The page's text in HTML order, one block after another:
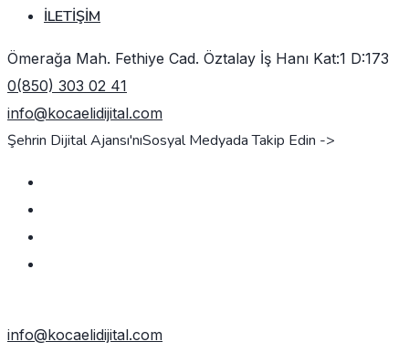
İLETIŞIM
Ömerağa Mah. Fethiye Cad. Öztalay İş Hanı Kat:1 D:173
0(850) 303 02 41
info@kocaelidijital.com
Şehrin Dijital Ajansı'nıSosyal Medyada Takip Edin ->
info@kocaelidijital.com